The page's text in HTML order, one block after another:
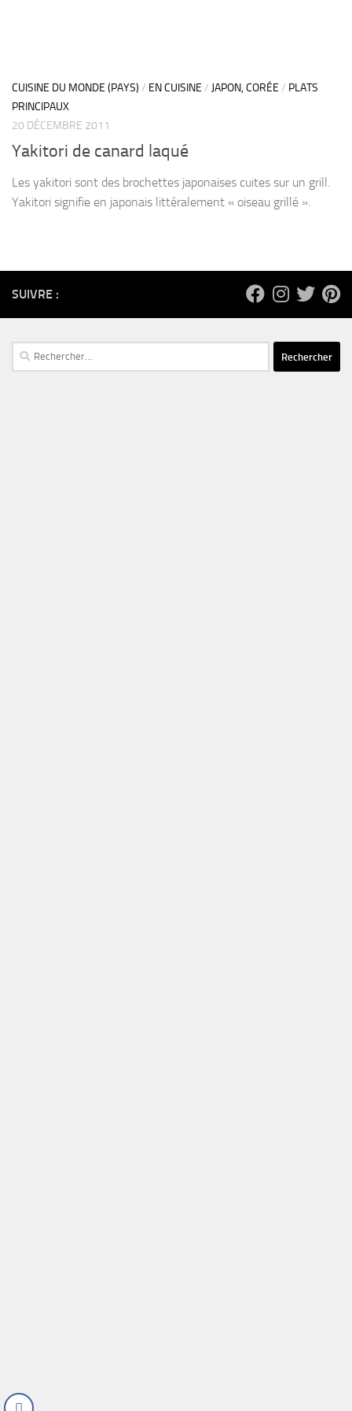
CUISINE DU MONDE (PAYS) / EN CUISINE / JAPON, CORÉE / PLATS
PRINCIPAUX
20 DÉCEMBRE 2011
Yakitori de canard laqué
Les yakitori sont des brochettes japonaises cuites sur un grill.
Yakitori signifie en japonais littéralement « oiseau grillé ».
SUIVRE :
Rechercher :